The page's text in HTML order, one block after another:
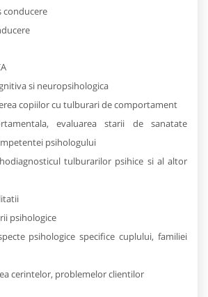
conducere
si neuropsihologica
copiilor cu tulburari de comportament
evaluarea starii de sanatate
psihologului
tulburarilor psihice si al altor
psihologice
psihologice specifice cuplului, familiei
cerintelor, problemelor clientilor